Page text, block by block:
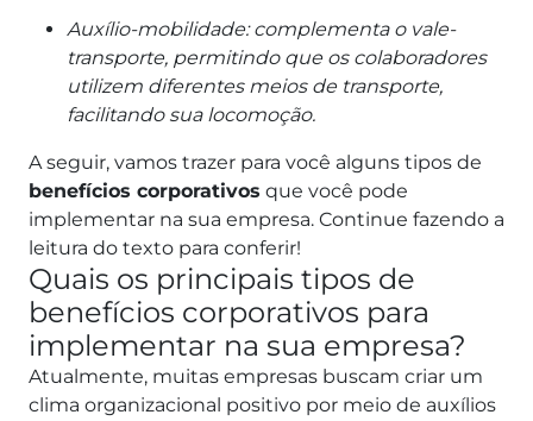
Auxílio-mobilidade: complementa o vale-
transporte, permitindo que os colaboradores
utilizem diferentes meios de transporte,
facilitando sua locomoção.
A seguir, vamos trazer para você alguns tipos de
benefícios corporativos que você pode
implementar na sua empresa. Continue fazendo a
leitura do texto para conferir!
Quais os principais tipos de
benefícios corporativos para
implementar na sua empresa?
Atualmente, muitas empresas buscam criar um
clima organizacional positivo por meio de auxílios